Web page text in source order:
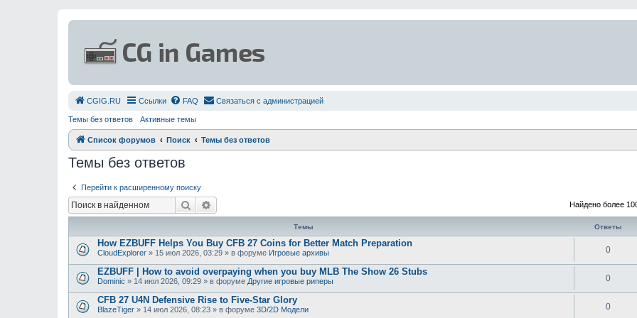
СGIG.RU Ссылки FAQ Связаться с администрацией
Темы без ответов Активные темы
Список форумов Поиск Темы без ответов
Темы без ответов
Перейти к расширенному поиску
Поиск Найдено более
Темы Ответы
How EZBUFF Helps You Buy CFB 27 Coins for Better Match Preparation
CloudExplorer » 15 июл 2026, 03:29 » в форуме Игровые архивы 0
EZBUFF | How to avoid overpaying when you buy MLB The Show 26 Stubs
Dominic » 14 июл 2026, 09:29 » в форуме Другие игровые риперы 0
CFB 27 U4N Defensive Rise to Five-Star Glory
BlazeTiger » 14 июл 2026, 08:23 » в форуме 3D/2D Модели 0